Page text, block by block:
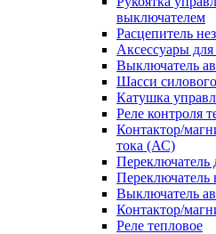
выключателем
Расцепитель
Аксессуары
Выключатель
Шасси
Катушка
Реле контроля
Контактор/
тока (АС)
Переключатель
Переключатель
Выключатель
Контактор/
Реле тепловое